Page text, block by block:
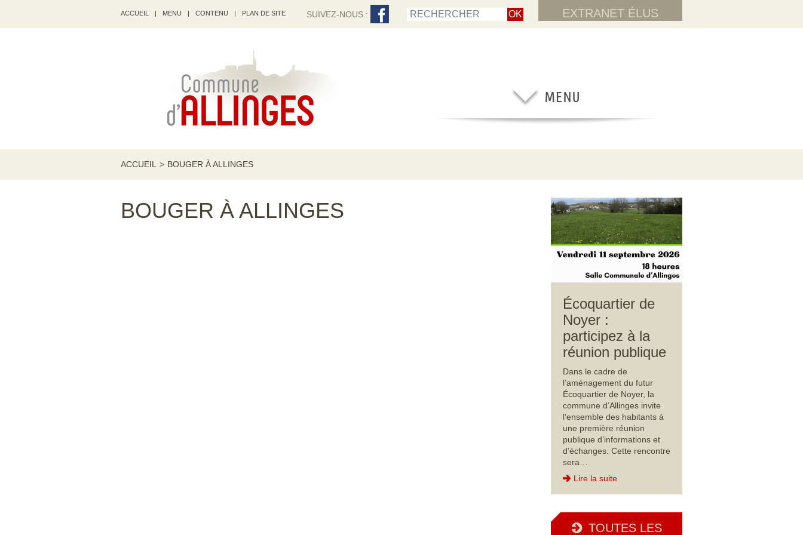
ACCUEIL | MENU | CONTENU | PLAN DE SITE EXTRANET ÉLUS
SUIVEZ-NOUS :
ACCUEIL > BOUGER À ALLINGES
BOUGER À ALLINGES
Écoquartier de
Noyer :
participez à la
réunion publique
Dans le cadre de
l’aménagement du futur
Écoquartier de Noyer, la
commune d’Allinges invite
l’ensemble des habitants à
une première réunion
publique d’informations et
d’échanges. Cette rencontre
sera…
Lire la suite
TOUTES LES